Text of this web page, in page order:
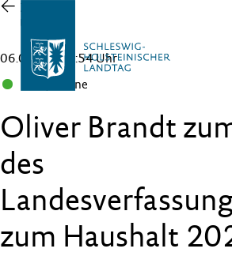
Zur
Übersicht
06.05.25 , 14:54 Uhr
B 90/Grüne
Oliver Brandt
des
zum Haushalt